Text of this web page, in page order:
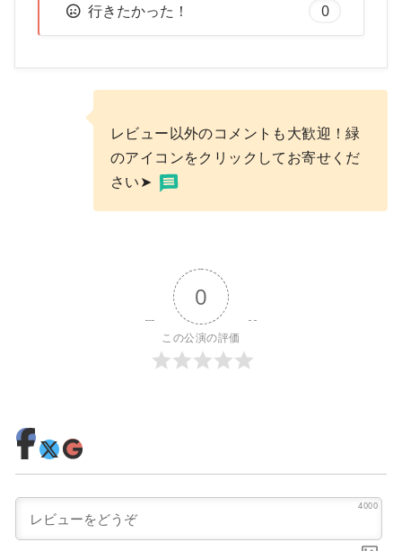
行きたかった！ 0
レビュー以外のコメントも大歓迎！緑
のアイコンをクリックしてお寄せくだ
さい➤
0
この公演の評価
4000